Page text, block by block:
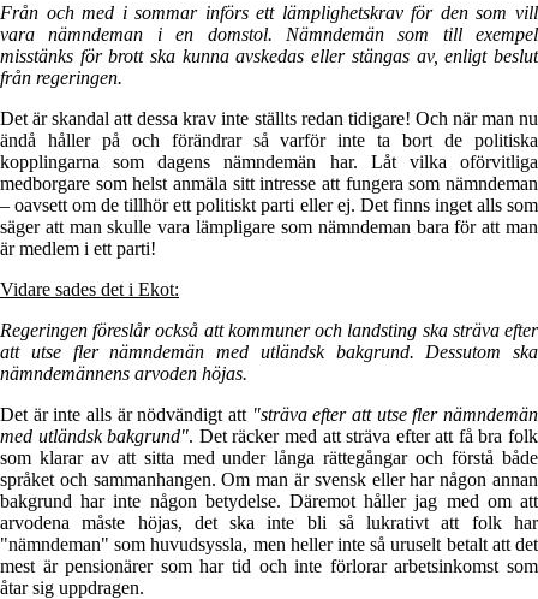
Från och med i sommar införs ett lämplighetskrav för den som vill
vara nämndeman i en domstol. Nämndemän som till exempel
misstänks för brott ska kunna avskedas eller stängas av, enligt beslut
från regeringen.
Det är skandal att dessa krav inte ställts redan tidigare! Och när man nu
ändå håller på och förändrar så varför inte ta bort de politiska
kopplingarna som dagens nämndemän har. Låt vilka oförvitliga
medborgare som helst anmäla sitt intresse att fungera som nämndeman
– oavsett om de tillhör ett politiskt parti eller ej. Det finns inget alls som
säger att man skulle vara lämpligare som nämndeman bara för att man
är medlem i ett parti!
Vidare sades det i Ekot:
Regeringen föreslår också att kommuner och landsting ska sträva efter
att utse fler nämndemän med utländsk bakgrund. Dessutom ska
nämndemännens arvoden höjas.
Det är inte alls är nödvändigt att "sträva efter att utse fler nämndemän
med utländsk bakgrund". Det räcker med att sträva efter att få bra folk
som klarar av att sitta med under långa rättegångar och förstå både
språket och sammanhangen. Om man är svensk eller har någon annan
bakgrund har inte någon betydelse. Däremot håller jag med om att
arvodena måste höjas, det ska inte bli så lukrativt att folk har
"nämndeman" som huvudsyssla, men heller inte så uruselt betalt att det
mest är pensionärer som har tid och inte förlorar arbetsinkomst som
åtar sig uppdragen.